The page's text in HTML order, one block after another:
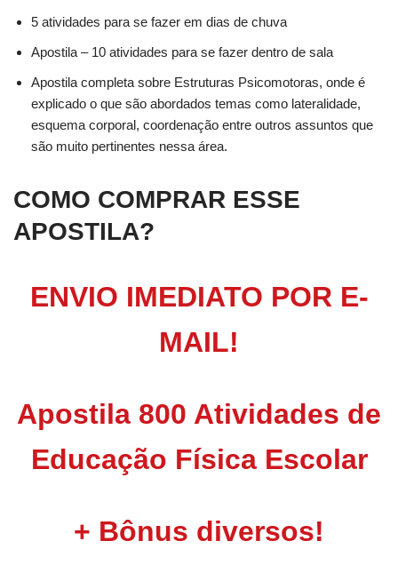
5 atividades para se fazer em dias de chuva
Apostila – 10 atividades para se fazer dentro de sala
Apostila completa sobre Estruturas Psicomotoras, onde é
explicado o que são abordados temas como lateralidade,
esquema corporal, coordenação entre outros assuntos que
são muito pertinentes nessa área.
COMO COMPRAR ESSE
APOSTILA?
ENVIO IMEDIATO POR E-
MAIL!
Apostila 800 Atividades de
Educação Física Escolar
+ Bônus diversos!